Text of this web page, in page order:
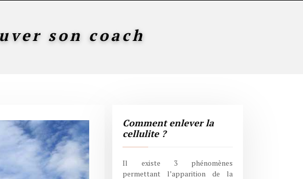
son coach
Comment enlever la
cellulite ?
Il existe 3 phénomènes
permettant l’apparition de la